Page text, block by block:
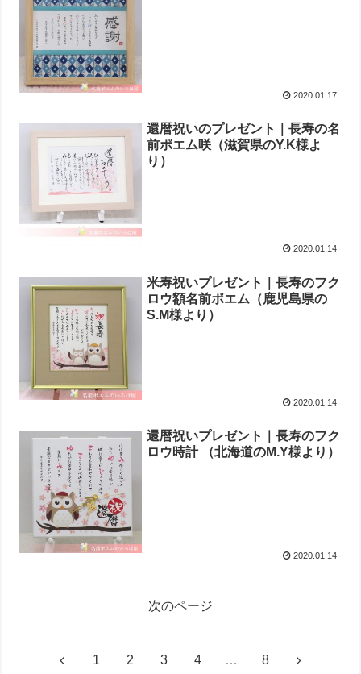
2020.01.17
還暦祝いのプレゼント｜長寿の名
前ポエム咲（滋賀県のY.K様よ
り ）
2020.01.14
米寿祝いプレゼント｜長寿のフク
ロウ額名前ポエム（鹿児島県の
S.M様より ）
2020.01.14
還暦祝いプレゼント｜長寿のフク
ロウ時計 （北海道のM.Y様より ）
2020.01.14
次のページ
1 2 3 4 … 8